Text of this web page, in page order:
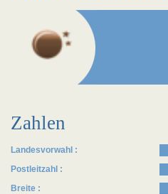
Zahlen
Landesvorwahl :
Postleitzahl :
Breite :